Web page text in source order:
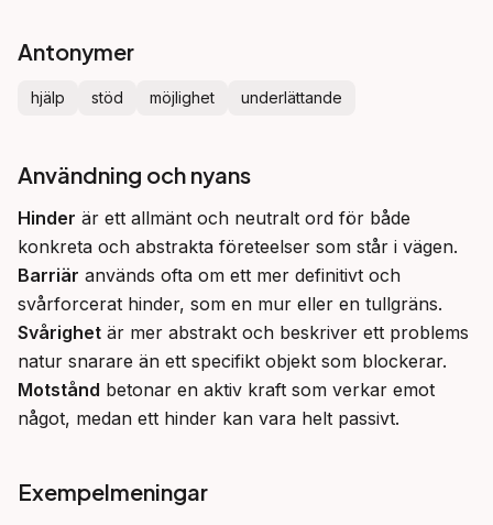
Antonymer
hjälp stöd möjlighet underlättande
Användning och nyans
Hinder är ett allmänt och neutralt ord för både
Barriär används ofta om ett mer definitivt och
Svårighet är mer abstrakt och beskriver ett problems
Motstånd betonar en aktiv kraft som verkar emot
något, medan ett hinder kan vara helt passivt.
Exempelmeningar